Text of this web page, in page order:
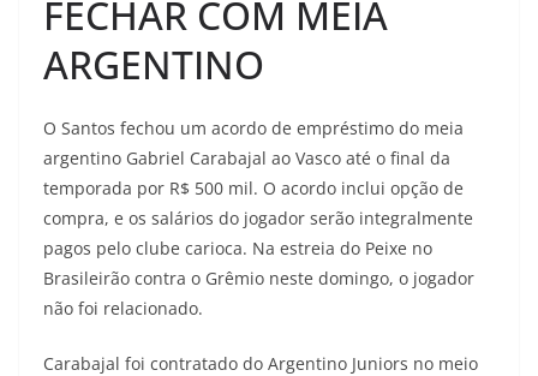
FECHAR COM MEIA
ARGENTINO
O Santos fechou um acordo de empréstimo do meia
argentino Gabriel Carabajal ao Vasco até o final da
temporada por R$ 500 mil. O acordo inclui opção de
compra, e os salários do jogador serão integralmente
pagos pelo clube carioca. Na estreia do Peixe no
Brasileirão contra o Grêmio neste domingo, o jogador
não foi relacionado.
Carabajal foi contratado do Argentino Juniors no meio